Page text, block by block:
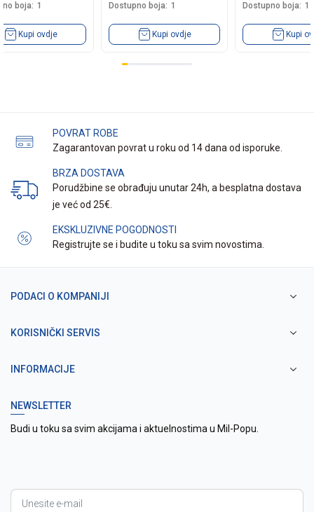
boja: 1
Kupi ovdje
Dostupno boja: 1
Kupi ovdje
Dostupno boja: 1
Kupi
POVRAT ROBE
Zagarantovan povrat u roku od 14 dana od isporuke.
BRZA DOSTAVA
Porudžbine se obrađuju unutar 24h, a besplatna dostava
je već od 25€.
EKSKLUZIVNE POGODNOSTI
Registrujte se i budite u toku sa svim novostima.
PODACI O KOMPANIJI
KORISNIČKI SERVIS
INFORMACIJE
NEWSLETTER
Budi u toku sa svim akcijama i aktuelnostima u Mil-Popu.